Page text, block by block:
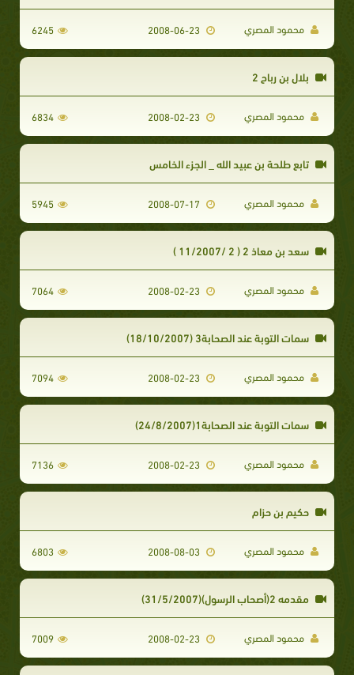
محمود المصري 6245
بلال بن رباح 2
محمود المصري 6834
تابع طلحة بن عبيد الله _ الجزء الخامس
محمود المصري 5945
سعد بن معاذ 2 ( 2 /11/2007 )
محمود المصري 7064
سمات التوبة عند الصحابة3 (18/10/2007)
محمود المصري 7094
سمات التوبة عند الصحابة1(24/8/2007)
محمود المصري 7136
حكيم بن حزام
محمود المصري 6803
مقدمه 2(أصحاب الرسول)(31/5/2007)
محمود المصري 7009